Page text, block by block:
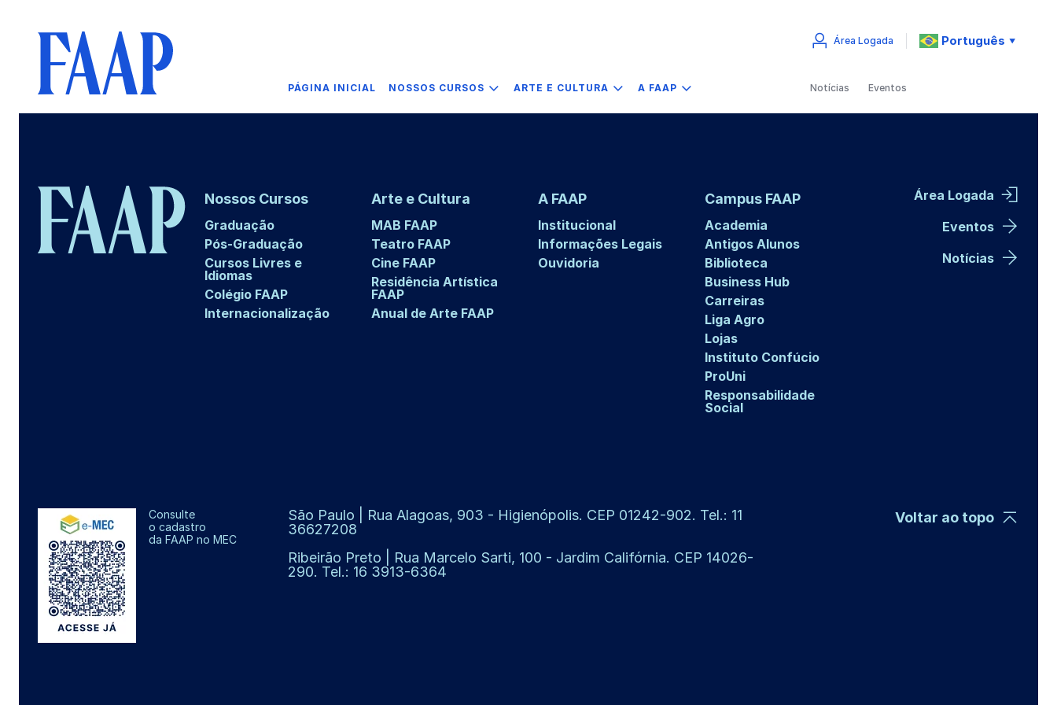
PÁGINA INICIAL NOSSOS CURSOS ARTE E CULTURA A FAAP
Área Logada Português ▼
Notícias Eventos
Nossos Cursos
Graduação
Pós-Graduação
Cursos Livres e
Idiomas
Colégio FAAP
Internacionalização
Arte e Cultura
MAB FAAP
Teatro FAAP
Cine FAAP
Residência Artística
FAAP
Anual de Arte FAAP
A FAAP
Institucional
Informações Legais
Ouvidoria
Campus FAAP
Academia
Antigos Alunos
Biblioteca
Business Hub
Carreiras
Liga Agro
Lojas
Instituto Confúcio
ProUni
Responsabilidade
Social
Área Logada
Eventos
Notícias
Consulte
o cadastro
da FAAP no MEC
São Paulo | Rua Alagoas, 903 - Higienópolis. CEP 01242-902. Tel.: 11
36627208
Ribeirão Preto | Rua Marcelo Sarti, 100 - Jardim Califórnia. CEP 14026-
290. Tel.: 16 3913-6364
Voltar ao topo